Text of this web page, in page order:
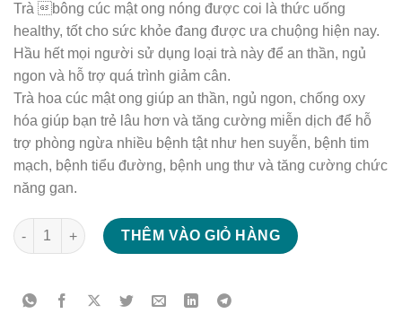
Trà bông cúc mật ong nóng được coi là thức uống
healthy, tốt cho sức khỏe đang được ưa chuộng hiện nay.
Hầu hết mọi người sử dụng loại trà này để an thần, ngủ
ngon và hỗ trợ quá trình giảm cân.
Trà hoa cúc mật ong giúp an thần, ngủ ngon, chống oxy
hóa giúp bạn trẻ lâu hơn và tăng cường miễn dịch để hỗ
trợ phòng ngừa nhiều bệnh tật như hen suyễn, bệnh tim
mạch, bệnh tiểu đường, bệnh ung thư và tăng cường chức
năng gan.
Trà bông cúc mật ong nóng số lượng
THÊM VÀO GIỎ HÀNG